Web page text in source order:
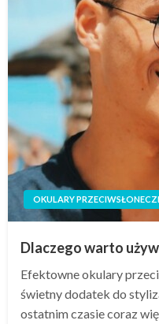
OKULARY
Dlaczego warto
Efektowne okulary
świetny dodatek do
ostatnim czasie coraz